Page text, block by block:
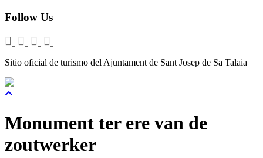
Follow Us
Sitio oficial de turismo del Ajuntament de Sant Josep de Sa Talaia
Monument ter ere van de
zoutwerker